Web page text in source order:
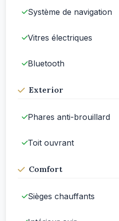
Système de navigation
Vitres électriques
Bluetooth
Exterior
Phares anti-brouillard
Toit ouvrant
Comfort
Sièges chauffants